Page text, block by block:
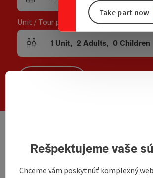
Take part now
arrival and departure fields
Unit / Tour participants
Number of units and person fields
1 Unit, 2 Adults, 0Children
We have not found any search
adjust the filter functions!
Rešpektujeme vaše
Chceme vám poskytnúť komplexný